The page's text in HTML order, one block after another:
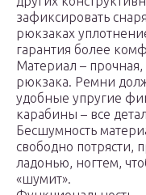
зафиксировать
рюкзаках
гарантия более
Материал –
рюкзака. Ремни
удобные упругие
карабины – все
Бесшумность
свободно потрясти,
ладонью, ногтем,
«шумит».